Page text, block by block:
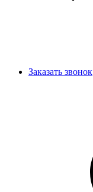
Заказать звонок